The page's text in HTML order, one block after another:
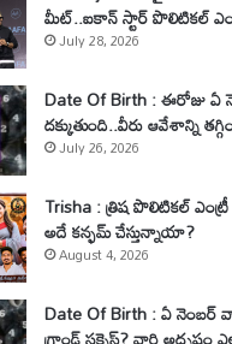
మీట్..ఐకాన్ స్టార్ పొలిటికల్
July 28, 2026
Date Of Birth : ఈరోజు
దక్కుతుంది..వీరు ఆవేశాన్ని
July 26, 2026
Trisha : త్రిష పొలిటికల్
అదే కన్ఫమ్ చేస్తున్నాయా?
August 4, 2026
Date Of Birth : ఏ నెంబర్